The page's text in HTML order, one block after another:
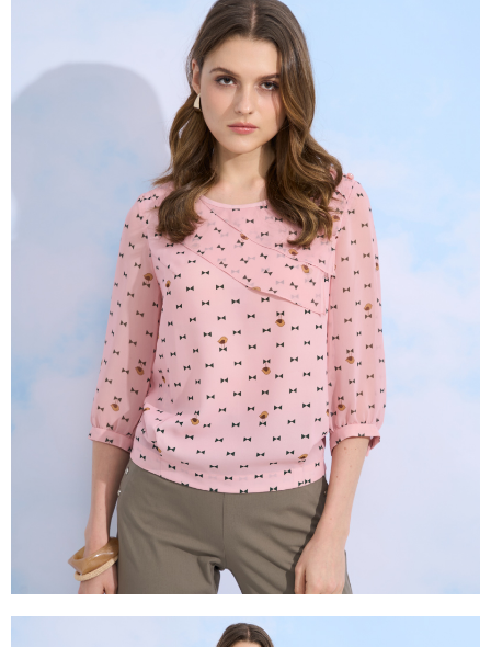
1.分期款項不併入電信帳單，「大哥付你分期」於每月結算日後寄送繳費提
醒簡訊。
2.透過簡訊連結打開帳單後，可選擇「超商條碼／台灣大直營門市／銀行轉
帳／街口支付／iPASS MONEY」等通路繳費。
1.本服務係由「台灣大哥大股份有限公司」（以下簡稱本公司）所提供，讓
用戶於交易時，得透過本服務購買商品或服務，並由商店將買賣／分期付款
買賣價金債權讓與本公司後，依約使用本公司帳單繳交帳款。
2.基於同意付款使用「大哥付你分期」之契約關係目的，商店將以您的個人
資料（包含姓名、電話或地址）提供予台灣大哥大進項蒐集、處理及利用，
由本公司與您本人進行分期帳單所需資料之確認、核對及更正。
3.完整用戶服務條款，請詳閱以下連結：
https://oppay.tw/userRule
３．安心：先確認商品／服務後，再付款。
【「AFTEE先享後付」結帳流程】
１．於結帳方式選擇「AFTEE先享後付」後，將跳轉至「AFTEE先享後付」
結帳頁面，進行簡訊認證並確認金額後，即可完成結帳。
２．訂單成立數日內，您將收到繳費通知簡訊。
３．收到繳費通知簡訊後14天內，點擊此簡訊中的連結，可透過四大超商／
ATM／網路銀行／等多元方式進行付款，方視為交易完成。
※ 請注意：結帳手續完成當下不需立刻繳費，但若您需要取消訂單，請聯絡
購買商品的店家。未經商家同意取消之訂單仍視為有效，需透過AFTEE先享
後付繳納相關費用。
※ 交易是否成功請以「AFTEE先享後付 」之結帳頁面顯示為準，若有關於
是否繳費成功／繳費後需取消欲退款等相關疑問，請聯繫「AFTEE先享後付
客戶支援中心」 https://netprotections.freshdesk.com/support/home
１．透過由恩沛科技股份有限公司提供之「AFTEE先享後付」服務完成之交
易，需依本服務之必要範圍內提供個人資料，並將交易相關給付款項請求債
權轉讓予恩沛科技股份有限公司。
２．關於個人資料處理事宜，請瀏覽以下網址：
https://aftee.tw/terms/#terms3
３．未成年的使用者請事先徵得法定代理人或監護人之同意方可使用
「AFTEE先享後付」，若未經同意申辦者引起之損失，本公司不負相關責
４．使用「AFTEE先享後付」時，將依據個別帳號之用戶狀況，依本公司即
時審查核予不同之上限額度；若仍有額度不足之情形，本公司將視審查結果
請求用戶進行身份認證。
５．嚴禁一人註冊多個帳號或使用他人資訊註冊。若發現惡意使用之情形，
恩沛科技股份有限公司將有權停止該用戶之使用額度並採取法律行動。
每筆NT$120，滿NT$2,000(含以上)免運費
7-11取貨付款
每筆NT$120，滿NT$2,000(含以上)免運費
每筆NT$120，滿NT$2,000(含以上)免運費